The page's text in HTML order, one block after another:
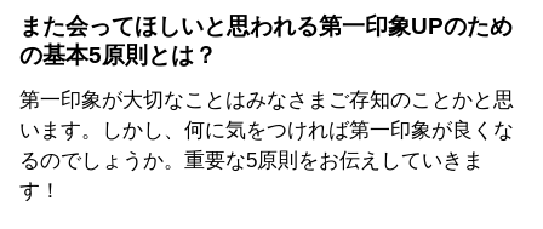
また会ってほしいと思われる第一印象UPのため
の基本5原則とは？
第一印象が大切なことはみなさまご存知のことかと思
います。しかし、何に気をつければ第一印象が良くな
るのでしょうか。重要な5原則をお伝えしていきま
す！